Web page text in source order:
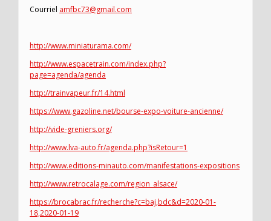
Courriel amfbc73@gmail.com
http://www.miniaturama.com/
http://www.espacetrain.com/index.php?
page=agenda/agenda
http://trainvapeur.fr/14.html
https://www.gazoline.net/bourse-expo-voiture-ancienne/
http://vide-greniers.org/
http://www.lva-auto.fr/agenda.php?isRetour=1
http://www.editions-minauto.com/manifestations-expositions
http://www.retrocalage.com/region_alsace/
https://brocabrac.fr/recherche?c=baj,bdc&d=2020-01-
18,2020-01-19